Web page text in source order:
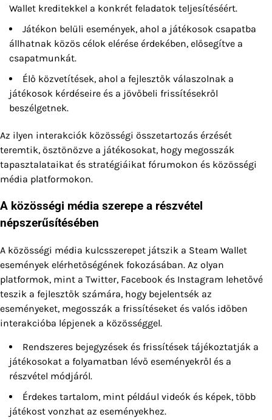
Wallet kreditekkel a konkrét feladatok teljesítéséért.
Játékon belüli események, ahol a játékosok csapatba
állhatnak közös célok elérése érdekében, elősegítve a
csapatmunkát.
Élő közvetítések, ahol a fejlesztők válaszolnak a
játékosok kérdéseire és a jövőbeli frissítésekről
beszélgetnek.
Az ilyen interakciók közösségi összetartozás érzését
teremtik, ösztönözve a játékosokat, hogy megosszák
tapasztalataikat és stratégiáikat fórumokon és közösségi
média platformokon.
A közösségi média szerepe a részvétel
népszerűsítésében
A közösségi média kulcsszerepet játszik a Steam Wallet
események elérhetőségének fokozásában. Az olyan
platformok, mint a Twitter, Facebook és Instagram lehetővé
teszik a fejlesztők számára, hogy bejelentsék az
eseményeket, megosszák a frissítéseket és valós időben
interakcióba lépjenek a közösséggel.
Rendszeres bejegyzések és frissítések tájékoztatják a
játékosokat a folyamatban lévő eseményekről és a
részvétel módjáról.
Érdekes tartalom, mint például videók és képek, több
játékost vonzhat az eseményekhez.